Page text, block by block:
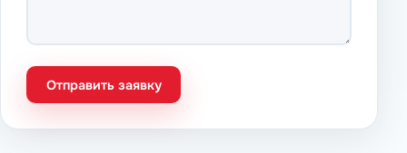
Отправить заявку